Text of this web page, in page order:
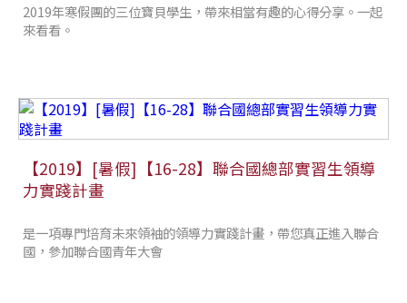
2019年寒假團的三位寶貝學生，帶來相當有趣的心得分享。一起
來看看。
【2019】[暑假]【16-28】聯合國總部實習生領導
力實踐計畫
是一項專門培育未來領袖的領導力實踐計畫，帶您真正進入聯合
國，參加聯合國青年大會